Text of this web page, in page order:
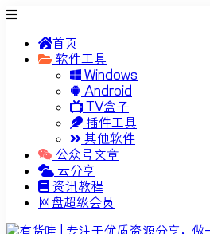
首页
软件工具
Windows
Android
TV盒子
插件工具
其他软件
公众号文章
云分享
资讯教程
网盘超级会员